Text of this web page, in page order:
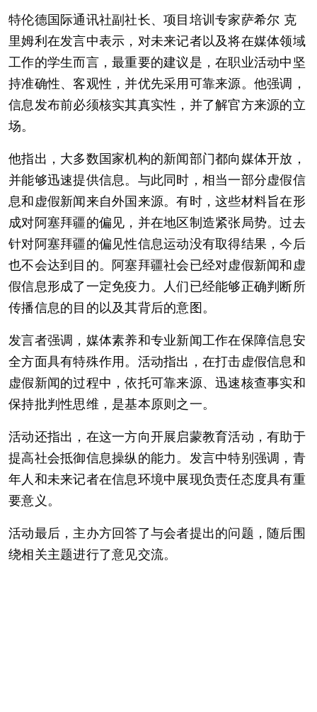
特伦德国际通讯社副社长、项目培训专家萨希尔 克
里姆利在发言中表示，对未来记者以及将在媒体领域
工作的学生而言，最重要的建议是，在职业活动中坚
持准确性、客观性，并优先采用可靠来源。他强调，
信息发布前必须核实其真实性，并了解官方来源的立
场。
他指出，大多数国家机构的新闻部门都向媒体开放，
并能够迅速提供信息。与此同时，相当一部分虚假信
息和虚假新闻来自外国来源。有时，这些材料旨在形
成对阿塞拜疆的偏见，并在地区制造紧张局势。过去
针对阿塞拜疆的偏见性信息运动没有取得结果，今后
也不会达到目的。阿塞拜疆社会已经对虚假新闻和虚
假信息形成了一定免疫力。人们已经能够正确判断所
传播信息的目的以及其背后的意图。
发言者强调，媒体素养和专业新闻工作在保障信息安
全方面具有特殊作用。活动指出，在打击虚假信息和
虚假新闻的过程中，依托可靠来源、迅速核查事实和
保持批判性思维，是基本原则之一。
活动还指出，在这一方向开展启蒙教育活动，有助于
提高社会抵御信息操纵的能力。发言中特别强调，青
年人和未来记者在信息环境中展现负责任态度具有重
要意义。
活动最后，主办方回答了与会者提出的问题，随后围
绕相关主题进行了意见交流。